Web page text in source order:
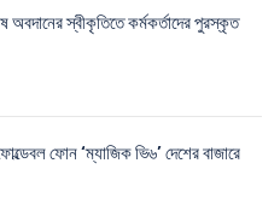
অবদানের স্বীকৃতিতে কর্মকর্তাদের পুরস্কৃত
ফোন ‘ম্যাজিক ভি৬’ দেশের বাজারে